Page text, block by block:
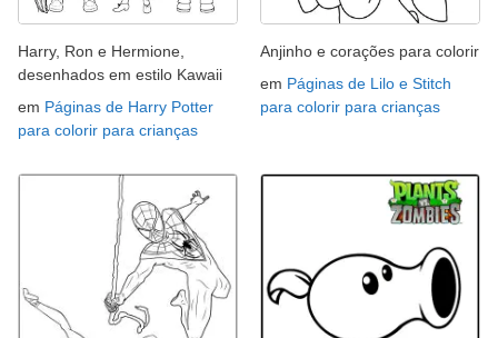
Harry, Ron e Hermione,
desenhados em estilo Kawaii
em Páginas de Harry Potter
para colorir para crianças
Anjinho e corações para colorir
em Páginas de Lilo e Stitch
para colorir para crianças